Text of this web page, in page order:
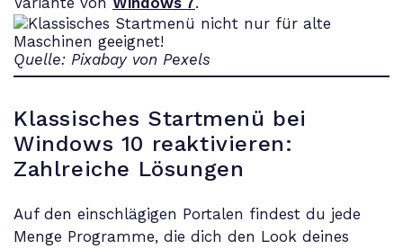
Quelle: Pixabay von Pexels
Klassisches Startmenü bei
Windows 10 reaktivieren:
Zahlreiche Lösungen
Auf den einschlägigen Portalen findest du jede
Menge Programme, die dich den Look deines